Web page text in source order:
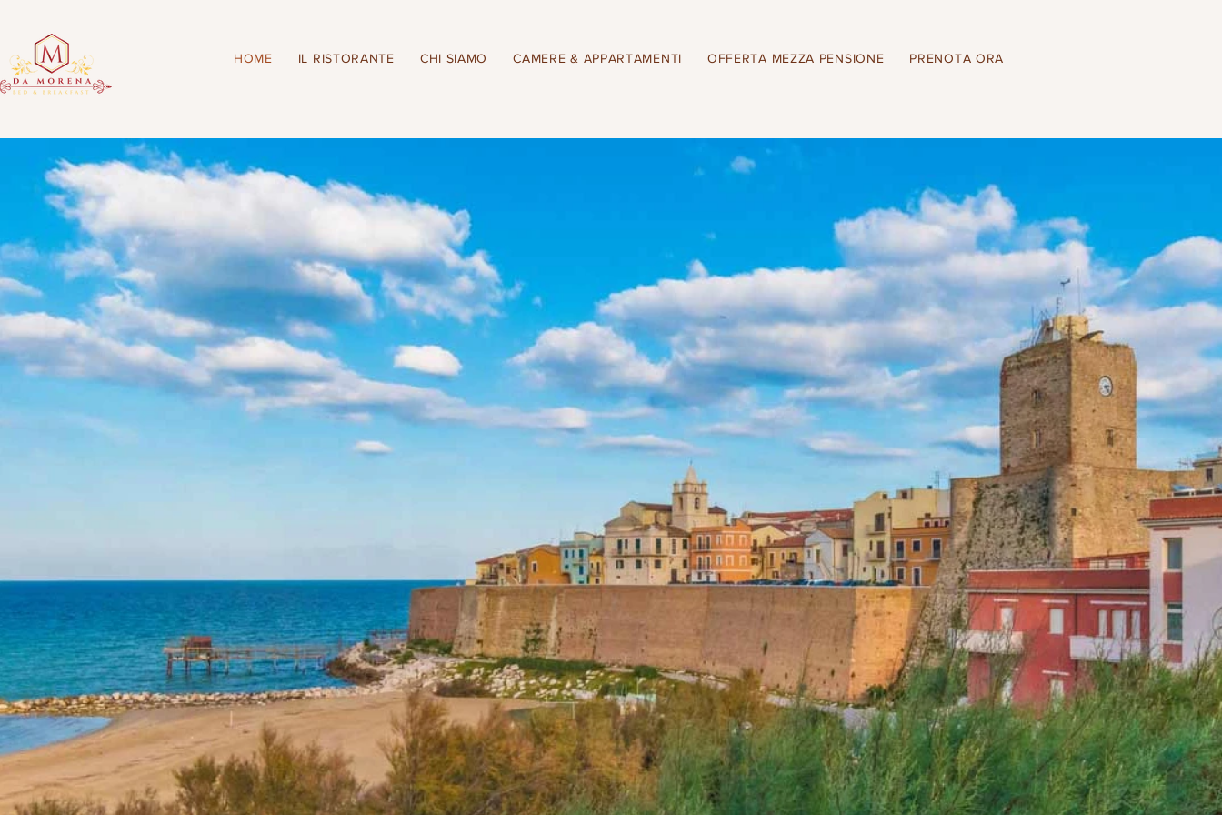
HOME IL RISTORANTE CHI SIAMO CAMERE & APPARTAMENTI OFFERTA MEZZA PENSIONE PRENOTA ORA
al B&B Da Morena, Bed and breakfast a
vicino al mare e all'autostrada. Esplora la
della nostra città e deliziatevi con i sapori
autentici del nostro ristorante. Il b&b a
ideale per un soggiorno rilassante e
confortevole! Offriamo con il supporto del
completa,proprio come un hotel a Termoli !